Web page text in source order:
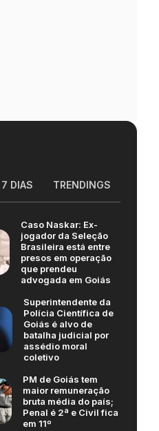
7 DIAS TRENDINGS
Caso Naskar: Ex-
jogador da Seleção
Brasileira está entre
presos em operação
que prendeu
advogada em Goiás
Superintendente da
Polícia Científica de
Goiás é alvo de
batalha judicial por
assédio moral
coletivo
PM de Goiás tem
maior remuneração
bruta média do país;
Penal é 2ª e Civil fica
em 11º